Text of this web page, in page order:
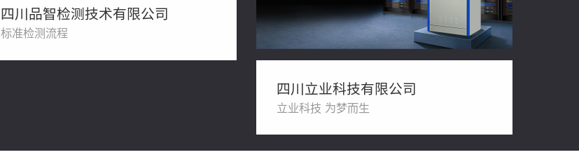
四川品智检测技术有限公司
标准检测流程
四川立业科技有限公司
立业科技 为梦而生